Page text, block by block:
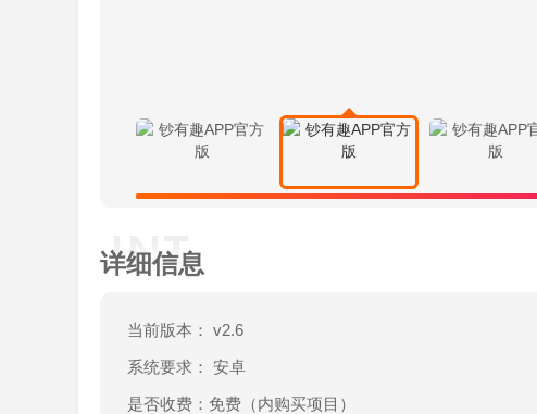
详细信息
当前版本： v2.6
系统要求： 安卓
是否收费：免费（内购买项目）